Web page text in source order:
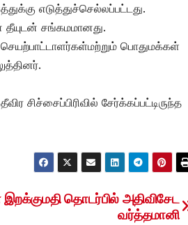
எடுத்துச்செல்லப்பட்டது.
தீயுடன் சங்கமமானது.
செயற்பாட்டாளர்கள்மற்றும் பொதுமக்கள்
சிச்சைப்பிரிவில் சேர்க்கப்பட்டிருந்த
தொடர்பில் அதிவிசேட
வர்த்தமானி